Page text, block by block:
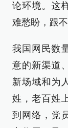
论环境。这
难愁盼，跟
我国网民数
意的新渠道
新场域和为
姓，老百姓
到网络，党